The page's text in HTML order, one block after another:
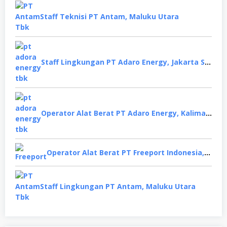
Staff Teknisi PT Antam, Maluku Utara
Staff Lingkungan PT Adaro Energy, Jakarta Selatan
Operator Alat Berat PT Adaro Energy, Kalimantan Selatan
Operator Alat Berat PT Freeport Indonesia, Papua
Staff Lingkungan PT Antam, Maluku Utara